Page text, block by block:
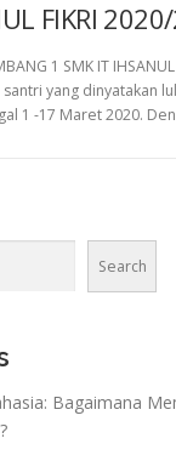
FIKRI
1 SMK IT
yang dinyatakan
1 -17 Maret 2020.
Search
Bagaimana